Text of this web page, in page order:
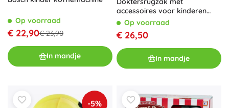
Op voorraad
€ 22,90€ 23,90
In mandje
accessoires voor kinderen
KLEINOp voorraad
€ 26,50
In mandje
-5%